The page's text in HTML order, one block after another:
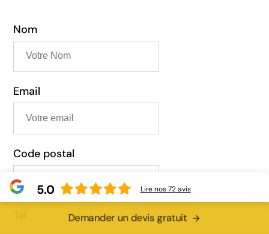
Nom
Email
Code postal
Demander un devis gratuit
5.0 Lire nos72avis